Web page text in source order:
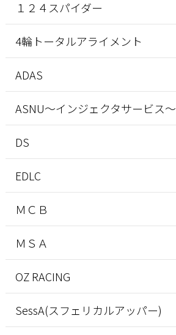
１２４スパイダー
4輪トータルアライメント
ADAS
ASNU～インジェクタサービス～
DS
EDLC
ＭＣＢ
ＭＳＡ
OZ RACING
SessA(スフェリカルアッパー)